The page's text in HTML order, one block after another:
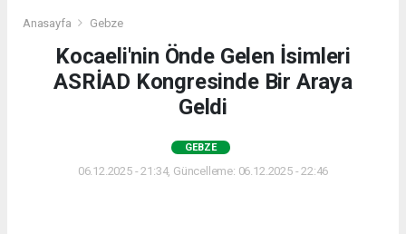
Anasayfa Gebze
Kocaeli'nin Önde Gelen İsimleri
ASRİAD Kongresinde Bir Araya
Geldi
GEBZE
06.12.2025 - 21:34, Güncelleme: 06.12.2025 - 22:46